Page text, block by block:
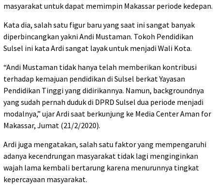
masyarakat untuk dapat memimpin Makassar periode kedepan.
Kata dia, salah satu figur baru yang saat ini sangat banyak
diperbincangkan yakni Andi Mustaman. Tokoh Pendidikan
Sulsel ini kata Ardi sangat layak untuk menjadi Wali Kota.
“Andi Mustaman tidak hanya telah memberikan kontribusi
terhadap kemajuan pendidikan di Sulsel berkat Yayasan
Pendidikan Tinggi yang didirikannya. Namun, backgroundnya
yang sudah pernah duduk di DPRD Sulsel dua periode menjadi
modalnya,” ujar Ardi saat berkunjung ke Media Center Aman for
Makassar, Jumat (21/2/2020).
Ardi juga mengatakan, salah satu faktor yang mempengaruhi
adanya kecendrungan masyarakat tidak lagi menginginkan
wajah lama kembali bertarung karena menurunnya tingkat
kepercayaan masyarakat.